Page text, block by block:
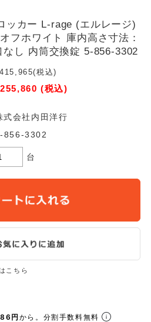
ッカー L-rage (エルレージ)
フホワイト 庫内高さ寸法：
し 内筒交換錠 5-856-3302
(税込)
(税込)
式会社内田洋行
856-3302
台
こちら
円から。分割手数料無料